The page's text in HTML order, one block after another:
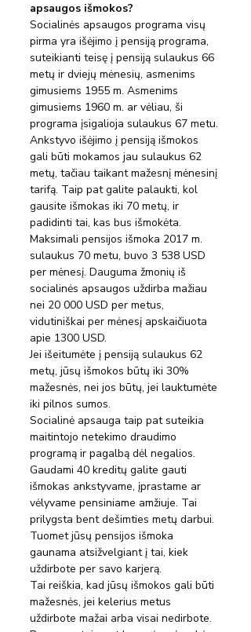
apsaugos išmokos?
Socialinės apsaugos programa visų
pirma yra išėjimo į pensiją programa,
suteikianti teisę į pensiją sulaukus 66
metų ir dviejų mėnesių, asmenims
gimusiems 1955 m. Asmenims
gimusiems 1960 m. ar vėliau, ši
programa įsigalioja sulaukus 67 metu.
Ankstyvo išėjimo į pensiją išmokos
gali būti mokamos jau sulaukus 62
metų, tačiau taikant mažesnį mėnesinį
tarifą. Taip pat galite palaukti, kol
gausite išmokas iki 70 metų, ir
padidinti tai, kas bus išmokėta.
Maksimali pensijos išmoka 2017 m.
sulaukus 70 metu, buvo 3 538 USD
per mėnesį. Dauguma žmonių iš
socialinės apsaugos uždirba mažiau
nei 20 000 USD per metus,
vidutiniškai per mėnesį apskaičiuota
apie 1300 USD.
Jei išeitumėte į pensiją sulaukus 62
metų, jūsų išmokos būtų iki 30%
mažesnės, nei jos būtų, jei lauktumėte
iki pilnos sumos.
Socialinė apsauga taip pat suteikia
maitintojo netekimo draudimo
programą ir pagalbą dėl negalios.
Gaudami 40 kreditų galite gauti
išmokas ankstyvame, įprastame ar
vėlyvame pensiniame amžiuje. Tai
prilygsta bent dešimties metų darbui.
Tuomet jūsų pensijos išmoka
gaunama atsižvelgiant į tai, kiek
uždirbote per savo karjerą.
Tai reiškia, kad jūsų išmokos gali būti
mažesnės, jei kelerius metus
uždirbote mažai arba visai nedirbote.